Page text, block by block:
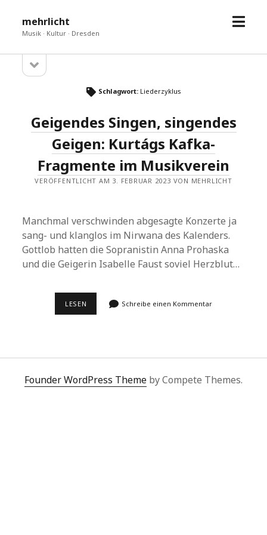
mehrlicht
Musik · Kultur · Dresden
Menü
Sidebar
öffnen
Schlagwort: Liederzyklus
Geigendes Singen, singendes
Geigen: Kurtágs Kafka-
Fragmente im Musikverein
VERÖFFENTLICHT AM 3. FEBRUAR 2023 VON MEHRLICHT
Manchmal verschwinden abgesagte Konzerte ja
sang- und klanglos im Nirwana des Kalenders.
Gottlob hatten die Sopranistin Anna Prohaska
und die Geigerin Isabelle Faust soviel Herzblut…
LESEN GEIGENDES
FRAGMENTE
MUSIKVEREIN
Schreibe einen Kommentar
Founder WordPress Theme by Compete Themes.